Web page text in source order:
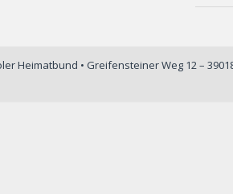
Heimatbund • Greifensteiner Weg 12 –